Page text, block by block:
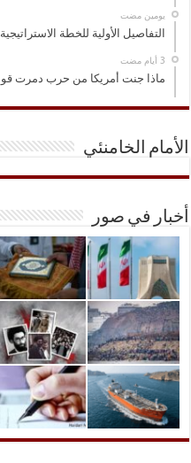
‏يومين مضت
التفاصيل الأولية للخطة
ماذا جنت أمريكا من حرب دمرت
الأمام الخامنئي
أخبار في صور